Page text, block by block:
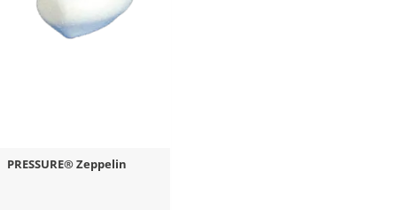
PRESSURE® Zeppelin